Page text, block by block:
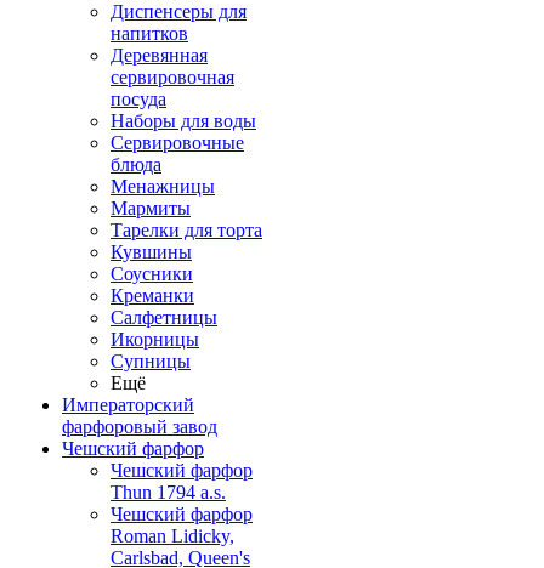
Диспенсеры для
напитков
Деревянная
сервировочная
посуда
Наборы для воды
Сервировочные
блюда
Менажницы
Мармиты
Тарелки для торта
Кувшины
Соусники
Креманки
Салфетницы
Икорницы
Супницы
Ещё
Императорский
фарфоровый завод
Чешский фарфор
Чешский фарфор
Thun 1794 a.s.
Чешский фарфор
Roman Lidicky,
Carlsbad, Queen's